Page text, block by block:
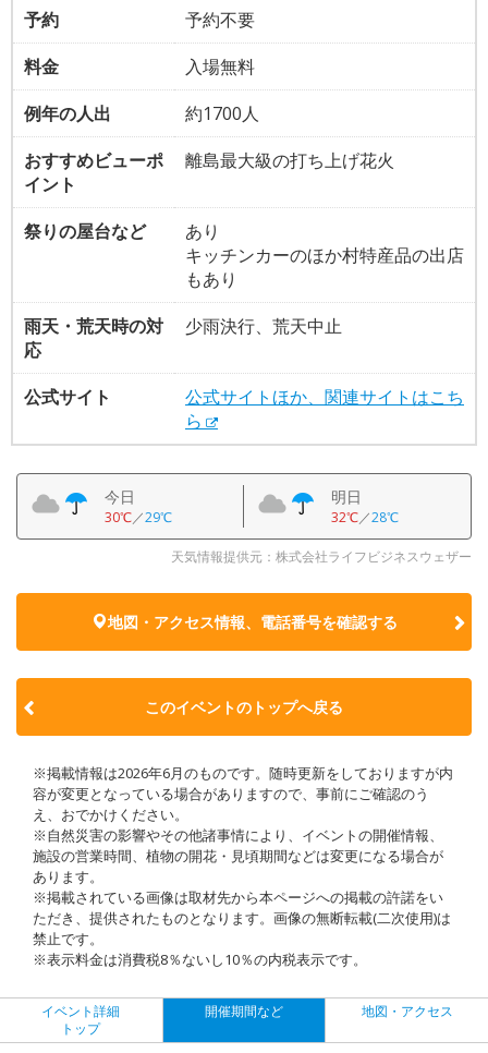
予約
予約不要
料金
入場無料
例年の人出
約1700人
おすすめビューポ
イント
離島最大級の打ち上げ花火
祭りの屋台など
あり
キッチンカーのほか村特産品の出店
もあり
雨天・荒天時の対
応
少雨決行、荒天中止
公式サイト
公式サイトほか、関連サイトはこち
ら
今日
30℃／29℃
明日
32℃／28℃
天気情報提供元：株式会社ライフビジネスウェザー
地図・アクセス情報、電話番号を確認する
このイベントのトップへ戻る
※掲載情報は2026年6月のものです。随時更新をしておりますが内
容が変更となっている場合がありますので、事前にご確認のう
え、おでかけください。
※自然災害の影響やその他諸事情により、イベントの開催情報、
施設の営業時間、植物の開花・見頃期間などは変更になる場合が
あります。
※掲載されている画像は取材先から本ページへの掲載の許諾をい
ただき、提供されたものとなります。画像の無断転載(二次使用)は
禁止です。
※表示料金は消費税8％ないし10％の内税表示です。
イベント詳細
トップ
開催期間など 地図・アクセス